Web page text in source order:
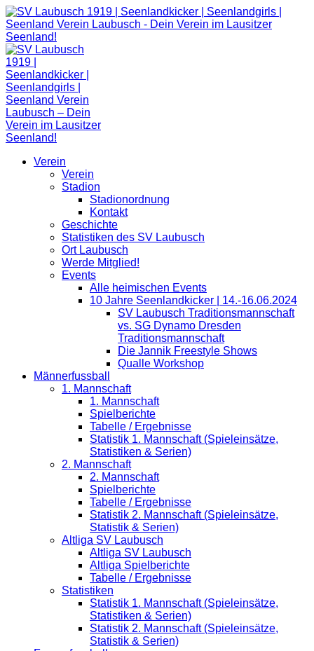
Zum
Inhalt
springen
Verein
Verein
Stadion
Stadionordnung
Kontakt
Geschichte
Statistiken des SV Laubusch
Ort Laubusch
Werde Mitglied!
Events
Alle heimischen Events
10 Jahre Seenlandkicker | 14.-16.06.2024
SV Laubusch Traditionsmannschaft
vs. SG Dynamo Dresden
Traditionsmannschaft
Die Jannik Freestyle Shows
Qualle Workshop
Männerfussball
1. Mannschaft
1. Mannschaft
Spielberichte
Tabelle / Ergebnisse
Statistik 1. Mannschaft (Spieleinsätze,
Statistiken & Serien)
2. Mannschaft
2. Mannschaft
Spielberichte
Tabelle / Ergebnisse
Statistik 2. Mannschaft (Spieleinsätze,
Statistik & Serien)
Altliga SV Laubusch
Altliga SV Laubusch
Altliga Spielberichte
Tabelle / Ergebnisse
Statistiken
Statistik 1. Mannschaft (Spieleinsätze,
Statistiken & Serien)
Statistik 2. Mannschaft (Spieleinsätze,
Statistik & Serien)